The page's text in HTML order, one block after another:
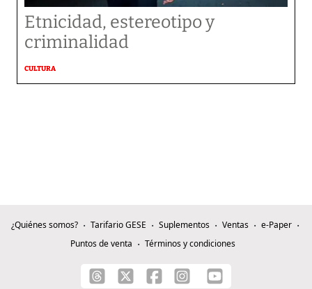
Etnicidad, estereotipo y
criminalidad
CULTURA
¿Quiénes somos? Tarifario GESE Suplementos Ventas
e-Paper
Puntos de venta
Términos y condiciones